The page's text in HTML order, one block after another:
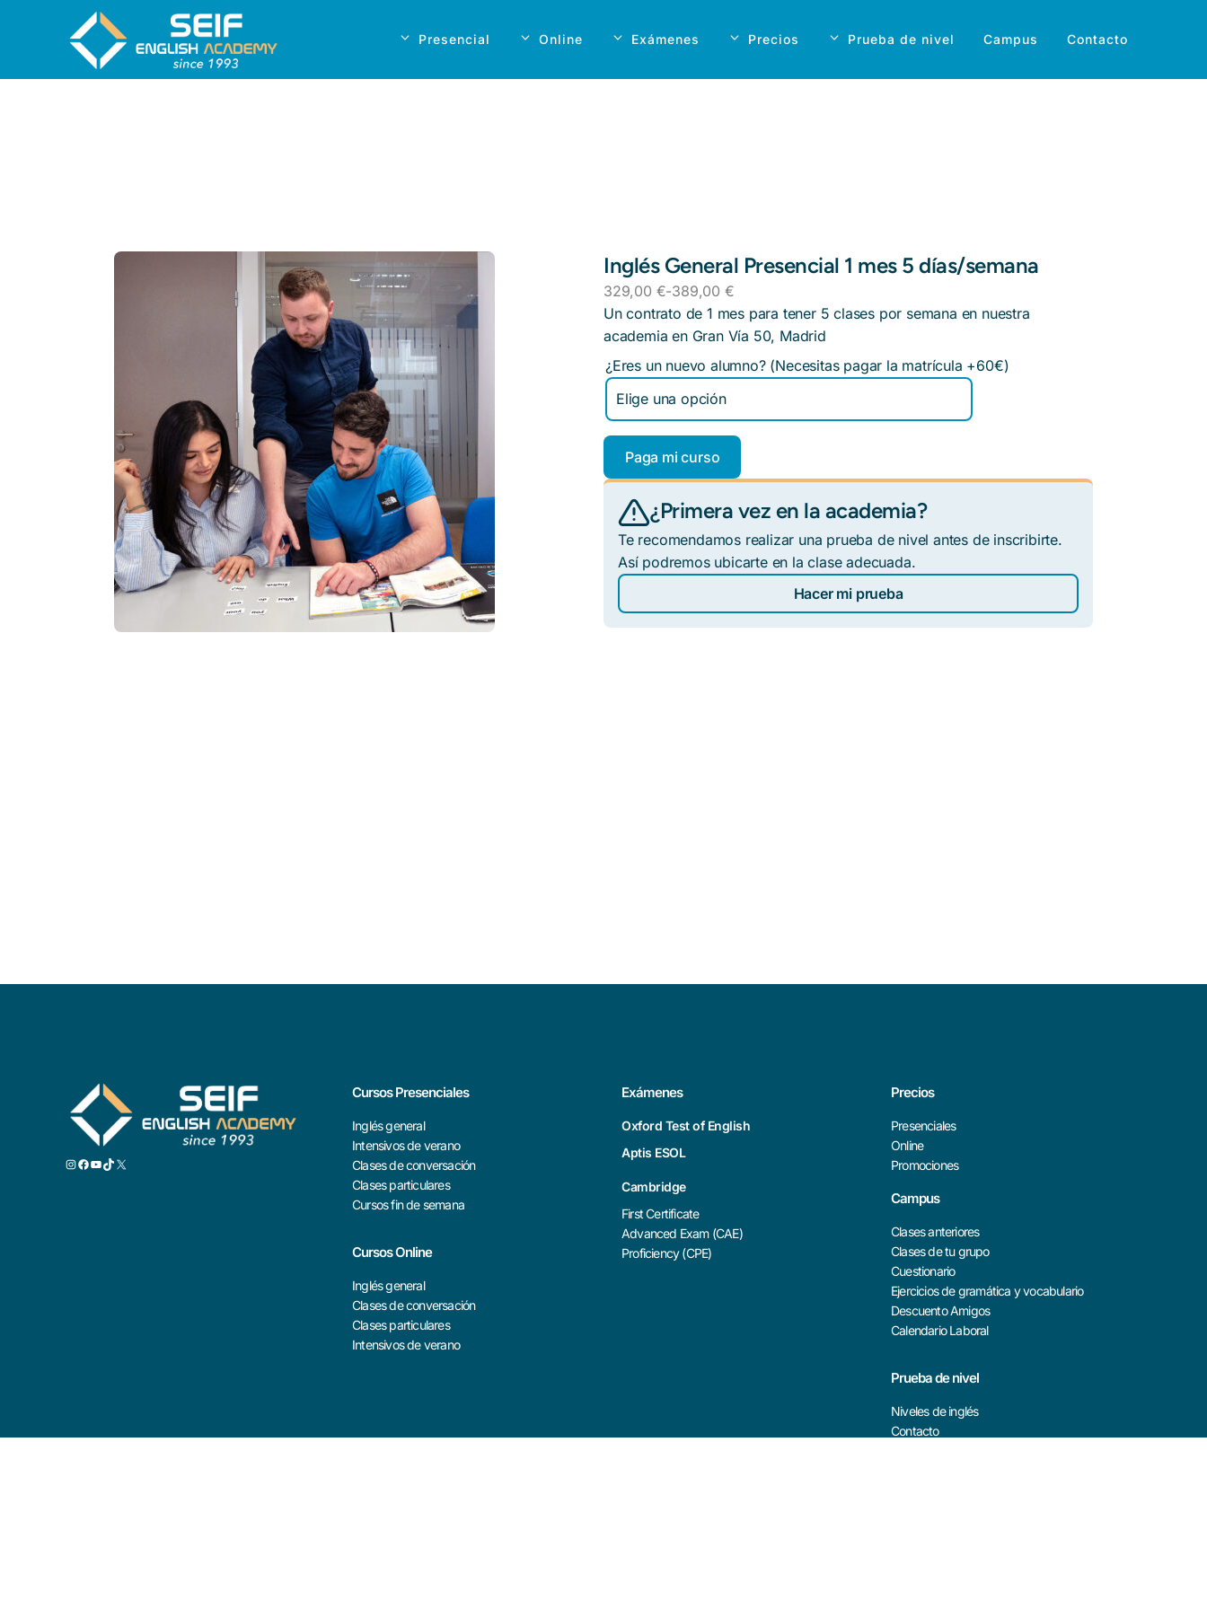
Presencial Online Exámenes Precios Prueba de nivel Campus Contacto
Inglés General Presencial 1 mes 5 días/semana
329,00 €-389,00 €
Un contrato de 1 mes para tener 5 clases por semana en nuestra
academia en Gran Vía 50, Madrid
¿Eres un nuevo alumno? (Necesitas pagar la matrícula +60€)
Paga mi curso
¿Primera vez en la academia?
Te recomendamos realizar una prueba de nivel antes de inscribirte.
Así podremos ubicarte en la clase adecuada.
Hacer mi prueba
Cursos Presenciales
Inglés general
Intensivos de verano
Clases de conversación
Clases particulares
Cursos fin de semana
Cursos Online
Inglés general
Clases de conversación
Clases particulares
Intensivos de verano
Exámenes
Oxford Test of English
Aptis ESOL
Cambridge
First Certificate
Advanced Exam (CAE)
Proficiency (CPE)
Precios
Presenciales
Online
Promociones
Campus
Clases anteriores
Clases de tu grupo
Cuestionario
Ejercicios de gramática y vocabulario
Descuento Amigos
Calendario Laboral
Prueba de nivel
Niveles de inglés
Contacto